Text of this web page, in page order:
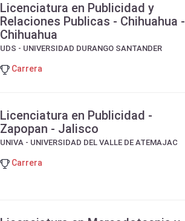
Licenciatura en Publicidad y
Relaciones Publicas - Chihuahua -
Chihuahua
UDS - UNIVERSIDAD DURANGO SANTANDER
Carrera
Licenciatura en Publicidad -
Zapopan - Jalisco
UNIVA - UNIVERSIDAD DEL VALLE DE ATEMAJAC
Carrera